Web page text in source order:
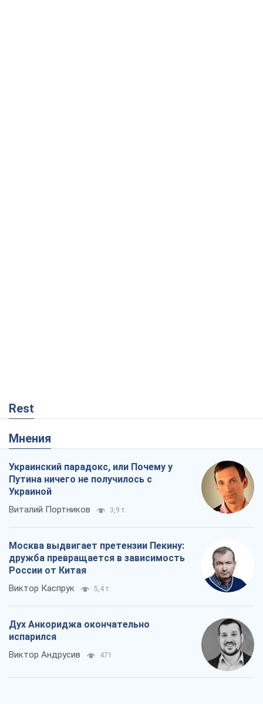
Rest
Мнения
Украинский парадокс, или Почему у
Путина ничего не получилось с
Украиной
Виталий Портников 3,9 т.
Москва выдвигает претензии Пекину:
дружба превращается в зависимость
России от Китая
Виктор Каспрук 5,4 т.
Дух Анкориджа окончательно
испарился
Виктор Андрусив 471